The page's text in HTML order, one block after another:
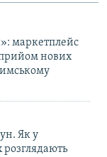
маркетплейс
нових
Як у